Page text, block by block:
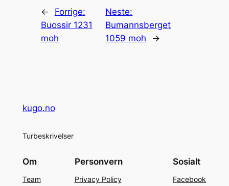
←
Forrige:
Buossir 1231
moh
Neste:
Bumannsberget
1059 moh
→
kugo.no
Turbeskrivelser
Om
Team
Personvern
Privacy Policy
Sosialt
Facebook